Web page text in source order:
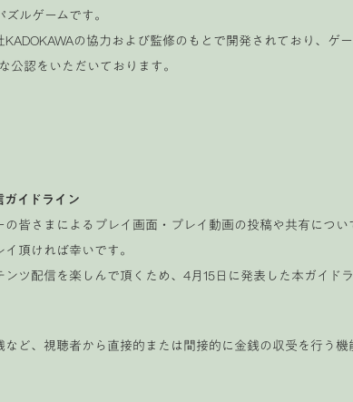
ルゲームです。
の協力および監修のもとで開発されており、ゲ
公認をいただいております。
イドライン
の皆さまによるプレイ画面・プレイ動画の投稿や共有につ
頂ければ幸いです。
ツ配信を楽しんで頂くため、4月15日に発表した本ガイド
ど、視聴者から直接的または間接的に金銭の収受を行う機